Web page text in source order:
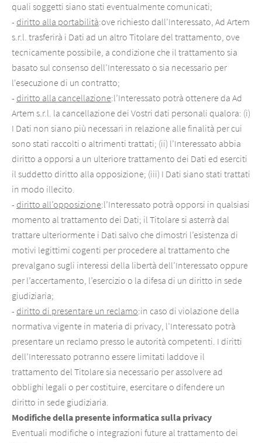
quali soggetti siano stati eventualmente comunicati;
- diritto alla portabilità:ove richiesto dall’Interessato, Ad Artem
s.r.l. trasferirà i Dati ad un altro Titolare del trattamento, ove
tecnicamente possibile, a condizione che il trattamento sia
basato sul consenso dell’Interessato o sia necessario per
l'esecuzione di un contratto;
- diritto alla cancellazione:l’Interessato potrà ottenere da Ad
Artem s.r.l. la cancellazione dei Vostri dati personali qualora: (i)
I Dati non siano più necessari in relazione alle finalità per cui
sono stati raccolti o altrimenti trattati; (ii) l’Interessato abbia
diritto a opporsi a un ulteriore trattamento dei Dati ed eserciti
il suddetto diritto alla opposizione; (iii) I Dati siano stati trattati
in modo illecito.
- diritto all’opposizione:l’Interessato potrà opporsi in qualsiasi
momento al trattamento dei Dati; il Titolare si asterrà dal
trattare ulteriormente i Dati salvo che dimostri l’esistenza di
motivi legittimi cogenti per procedere al trattamento che
prevalgano sugli interessi della libertà dell’Interessato oppure
per l’accertamento, l’esercizio o la difesa di un diritto in sede
giudiziaria;
- diritto di presentare un reclamo:in caso di violazione della
normativa vigente in materia di privacy, l’Interessato potrà
presentare un reclamo presso le autorità competenti. I diritti
dell’Interessato potranno essere limitati laddove il
trattamento del Titolare sia necessario per assolvere ad
obblighi legali o per costituire, esercitare o difendere un
diritto in sede giudiziaria.
Modifiche della presente informatica sulla privacy
Eventuali modifiche o integrazioni future al trattamento dei